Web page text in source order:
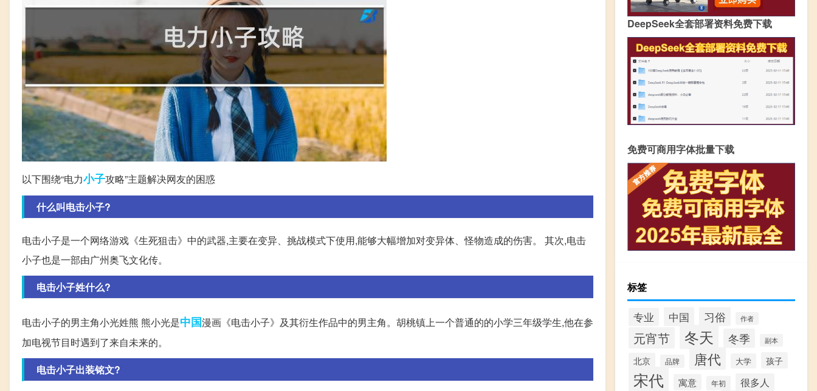
以下围绕“电力小子攻略”主题解决网友的困惑
什么叫电击小子?
电击小子是一个网络游戏《生死狙击》中的武器,主要在变异、挑战模式下使用,能够大幅增加对变异体、怪物造成的伤害。 其次,电击
小子也是一部由广州奥飞文化传。
电击小子姓什么?
电击小子的男主角小光姓熊 熊小光是中国漫画《电击小子》及其衍生作品中的男主角。胡桃镇上一个普通的的小学三年级学生,他在参
加电视节目时遇到了来自未来的。
电击小子出装铭文?
DeepSeek全套部署资料免费下载
免费可商用字体批量下载
标签
专业 中国 习俗 作者
元宵节 冬天 冬季 副本
北京 品牌 唐代 大学 孩子
宋代 寓意 年初 很多人